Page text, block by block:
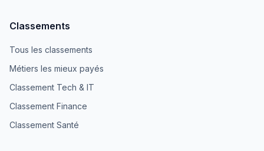
Classements
Tous les classements
Métiers les mieux payés
Classement Tech & IT
Classement Finance
Classement Santé